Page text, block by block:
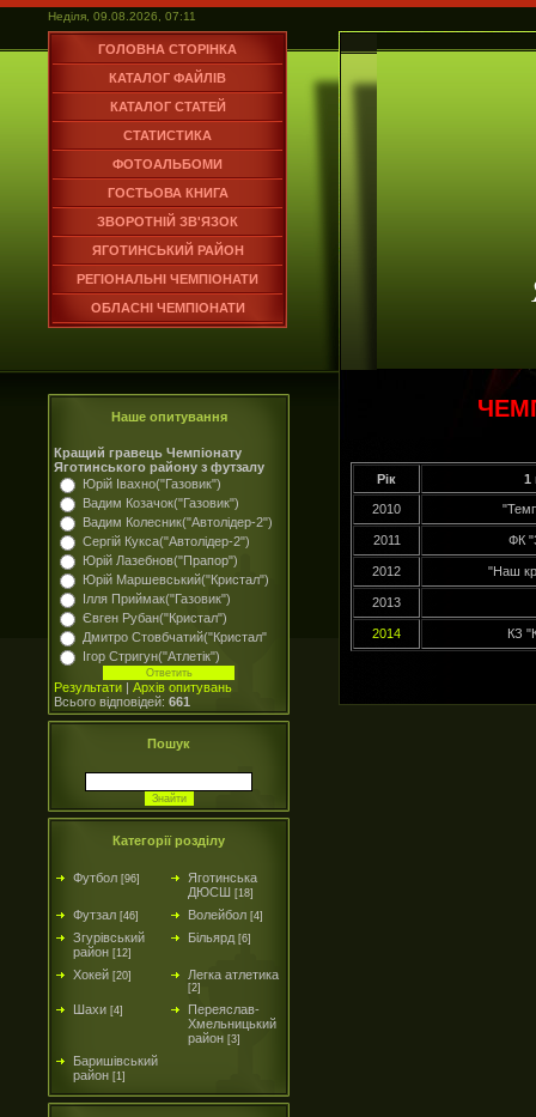
Неділя, 09.08.2026, 07:11
ГОЛОВНА СТОРІНКА
КАТАЛОГ ФАЙЛІВ
КАТАЛОГ СТАТЕЙ
СТАТИСТИКА
ФОТОАЛЬБОМИ
ГОСТЬОВА КНИГА
ЗВОРОТНІЙ ЗВ'ЯЗОК
ЯГОТИНСЬКИЙ РАЙОН
РЕГІОНАЛЬНІ ЧЕМПІОНАТИ
ОБЛАСНІ ЧЕМПІОНАТИ
Наше опитування
Кращий гравець Чемпіонату
Яготинського району з футзалу
Юрій Івахно("Газовик")
Вадим Козачок("Газовик")
Вадим Колесник("Автолідер-2")
Сергій Кукса("Автолідер-2")
Юрій Лазебнов("Прапор")
Юрій Маршевський("Кристал")
Ілля Приймак("Газовик")
Євген Рубан("Кристал")
Дмитро Стовбчатий("Кристал"
Ігор Стригун("Атлетік")
Результати | Архів опитувань
Всього відповідей: 661
Пошук
Категорії розділу
Футбол [96]
Яготинська
ДЮСШ [18]
Футзал [46] Волейбол [4]
Згурівський
район [12]
Більярд [6]
Хокей [20] Легка атлетика
[2]
Шахи [4]
Переяслав-
Хмельницький
район [3]
Баришівський
район [1]
Рік 1
2010
2011 ФК
2012 "Наш
2013
2014 КЗ